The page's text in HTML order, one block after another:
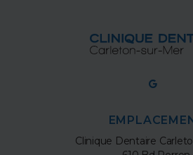
Clinique Dentaire